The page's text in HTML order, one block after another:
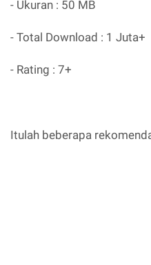
- Ukuran : 50 MB
- Total Download : 1 Juta+
- Rating : 7+
Itulah beberapa